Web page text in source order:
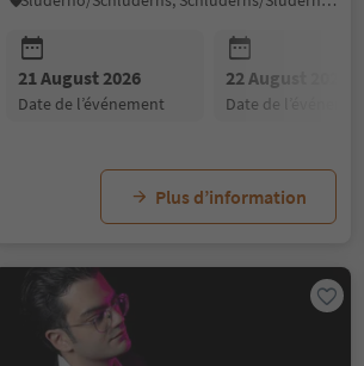
21 August 2026
date de l’événement
22 August 2026
date de l’événement
Plus d’information